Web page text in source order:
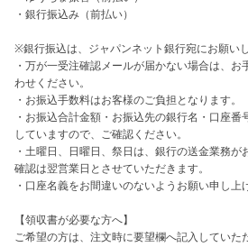
・銀行振込み（前払い）
※銀行振込は、ジャパンネット銀行宛にお願い
・万が一受注確認メールが届かない場合は、お
わせください。
・お振込手数料はお客様のご負担となります。
・お振込合計金額・お振込先の銀行名・口座
していますので、ご確認ください。
・土曜日、日曜日、祭日は、銀行の送金業務
確認は翌営業日とさせていただきます。
・口座名義をお間違いのないようお願い申し上
【領収書が必要な方へ】
ご希望の方は、注文時に要望欄へ記入していた